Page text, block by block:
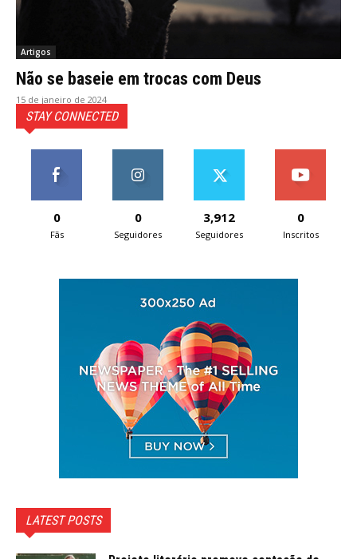
Artigos
Não se baseie em trocas com Deus
15 de janeiro de 2024
STAY CONNECTED
0
Fãs
0
Seguidores
3,912
Seguidores
0
Inscritos
LATEST POSTS